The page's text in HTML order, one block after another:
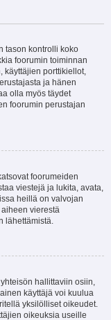
tason kontrolli koko
foorumin toiminnan
käyttäjien porttikiellot,
ja hänen
olla myös täydet
foorumin perustajan
foorumeiden
viestejä ja lukita, avata,
heillä on valvojan
vierestä
lähettämistä.
hallittaviin osiin,
käyttäjä voi kuulua
yksilölliset oikeudet.
oikeuksia useille